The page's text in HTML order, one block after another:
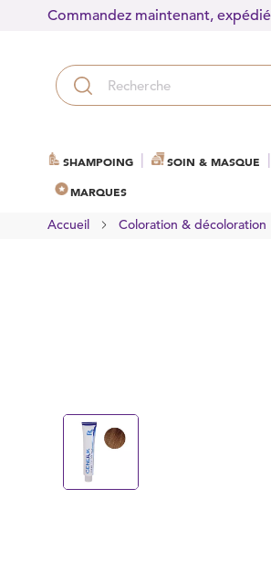
Commandez maintenant, expédié
SHAMPOING SOIN & MASQUE
MARQUES
Accueil Coloration & décoloration